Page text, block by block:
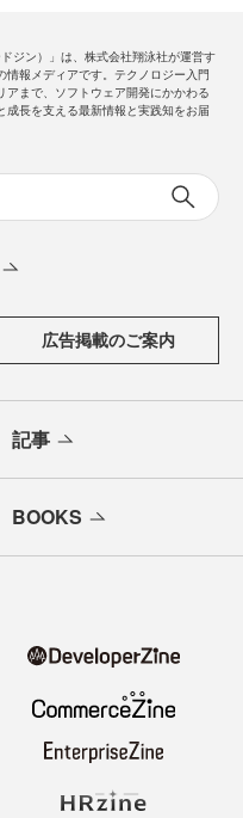
ドジン）」は、株式会社翔泳社が運営す
情報メディアです。テクノロジー入門
アまで、ソフトウェア開発にかかわる
成長を支える最新情報と実践知をお届
広告掲載のご案内
記事
BOOKS